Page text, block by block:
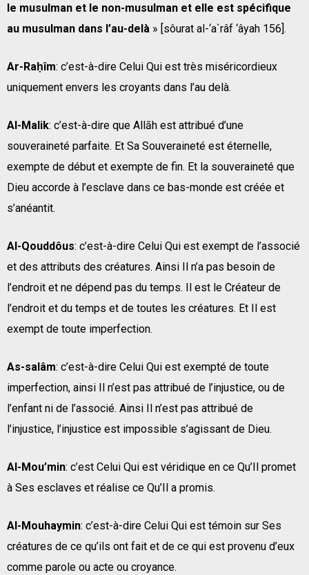
le musulman et le non-musulman et elle est spécifique
au musulman dans l’au-delà » [sôurat al-‘a`râf ‘âyah 156].
Ar-Raḥîm: c’est-à-dire Celui Qui est très miséricordieux
uniquement envers les croyants dans l’au delà.
Al-Malik: c’est-à-dire que Allāh est attribué d’une
souveraineté parfaite. Et Sa Souveraineté est éternelle,
exempte de début et exempte de fin. Et la souveraineté que
Dieu accorde à l’esclave dans ce bas-monde est créée et
s’anéantit.
Al-Qouddôus: c’est-à-dire Celui Qui est exempt de l’associé
et des attributs des créatures. Ainsi Il n’a pas besoin de
l’endroit et ne dépend pas du temps. Il est le Créateur de
l’endroit et du temps et de toutes les créatures. Et Il est
exempt de toute imperfection.
As-salâm: c’est-à-dire Celui Qui est exempté de toute
imperfection, ainsi Il n’est pas attribué de l’injustice, ou de
l’enfant ni de l’associé. Ainsi Il n’est pas attribué de
l’injustice, l’injustice est impossible s’agissant de Dieu.
Al-Mou’min: c’est Celui Qui est véridique en ce Qu’Il promet
à Ses esclaves et réalise ce Qu’Il a promis.
Al-Mouhaymin: c’est-à-dire Celui Qui est témoin sur Ses
créatures de ce qu’ils ont fait et de ce qui est provenu d’eux
comme parole ou acte ou croyance.